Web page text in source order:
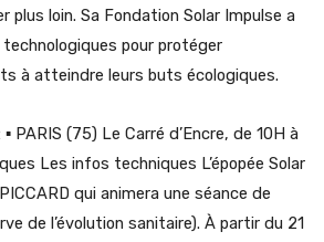
plus loin. Sa Fondation Solar Impulse a
pour protéger
à atteindre leurs buts écologiques.
(75) Le Carré d’Encre, de 10H à
Les infos techniques L’épopée Solar
qui animera une séance de
de l’évolution sanitaire). À partir du 21